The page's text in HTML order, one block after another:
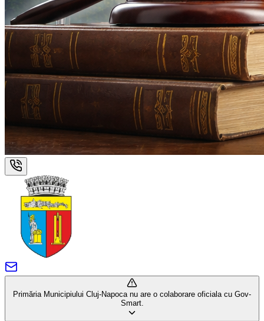
Primăria Municipiului Cluj-Napoca nu are o colaborare oficiala cu Gov-
Smart.